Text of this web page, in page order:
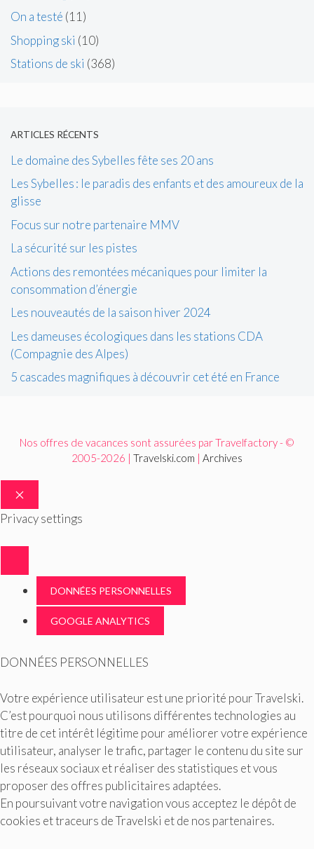
On a testé (11)
Shopping ski (10)
Stations de ski (368)
ARTICLES RÉCENTS
Le domaine des Sybelles fête ses 20 ans
Les Sybelles : le paradis des enfants et des amoureux de la
glisse
Focus sur notre partenaire MMV
La sécurité sur les pistes
Actions des remontées mécaniques pour limiter la
consommation d’énergie
Les nouveautés de la saison hiver 2024
Les dameuses écologiques dans les stations CDA
(Compagnie des Alpes)
5 cascades magnifiques à découvrir cet été en France
Nos offres de vacances sont assurées par Travelfactory - ©
2005-2026 | Travelski.com | Archives
FERMER
Privacy settings
DONNÉES PERSONNELLES
GOOGLE ANALYTICS
DONNÉES PERSONNELLES
Votre expérience utilisateur est une priorité pour Travelski.
C’est pourquoi nous utilisons différentes technologies au
titre de cet intérêt légitime pour améliorer votre expérience
utilisateur, analyser le trafic, partager le contenu du site sur
les réseaux sociaux et réaliser des statistiques et vous
proposer des offres publicitaires adaptées.
En poursuivant votre navigation vous acceptez le dépôt de
cookies et traceurs de Travelski et de nos partenaires.